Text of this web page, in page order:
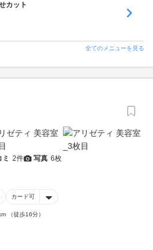
カット
全てのメニューを見る
ミ 2件 写真 6枚
カード可
（徒歩16分）